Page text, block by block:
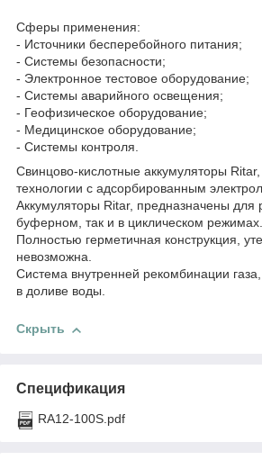
Сферы применения:
- Источники бесперебойного питания;
- Системы безопасности;
- Электронное тестовое оборудование;
- Системы аварийного освещения;
- Геофизическое оборудование;
- Медицинское оборудование;
- Системы контроля.
Свинцово-кислотные аккумуляторы
технологии с адсорбированным
Аккумуляторы Ritar, предназначены для
буферном, так и в циклическом режимах.
Полностью герметичная конструкция,
невозможна.
Система внутренней рекомбинации
в доливе воды.
Скрыть
Спецификация
RA12-100S.pdf